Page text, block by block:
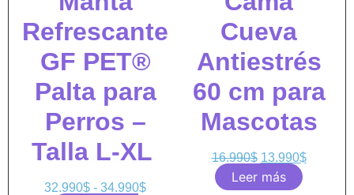
Refrescante
GF PET®
Palta para
Perros –
Talla L-XL
32.990$ - 34.990$
Cueva
Antiestrés
60 cm para
Mascotas
16.990$ 13.990$
Leer más